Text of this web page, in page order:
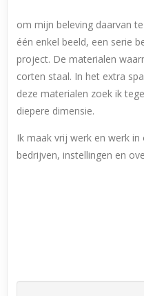
om mijn beleving daarvan
één enkel beeld, een serie
project. De materialen
corten staal. In het extra
deze materialen zoek ik
diepere dimensie.
Ik maak vrij werk en werk
bedrijven, instellingen en